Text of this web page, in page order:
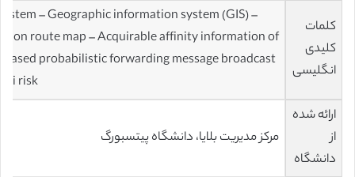
کلمات
کلیدی
انگلیسی
– Geographic information system (GIS) –
route map – Acquirable affinity information of
probabilistic forwarding message broadcast
risk
ارائه شده
از
دانشگاه
مرکز مدیریت بلایا، دانشگاه پیتسبورگ